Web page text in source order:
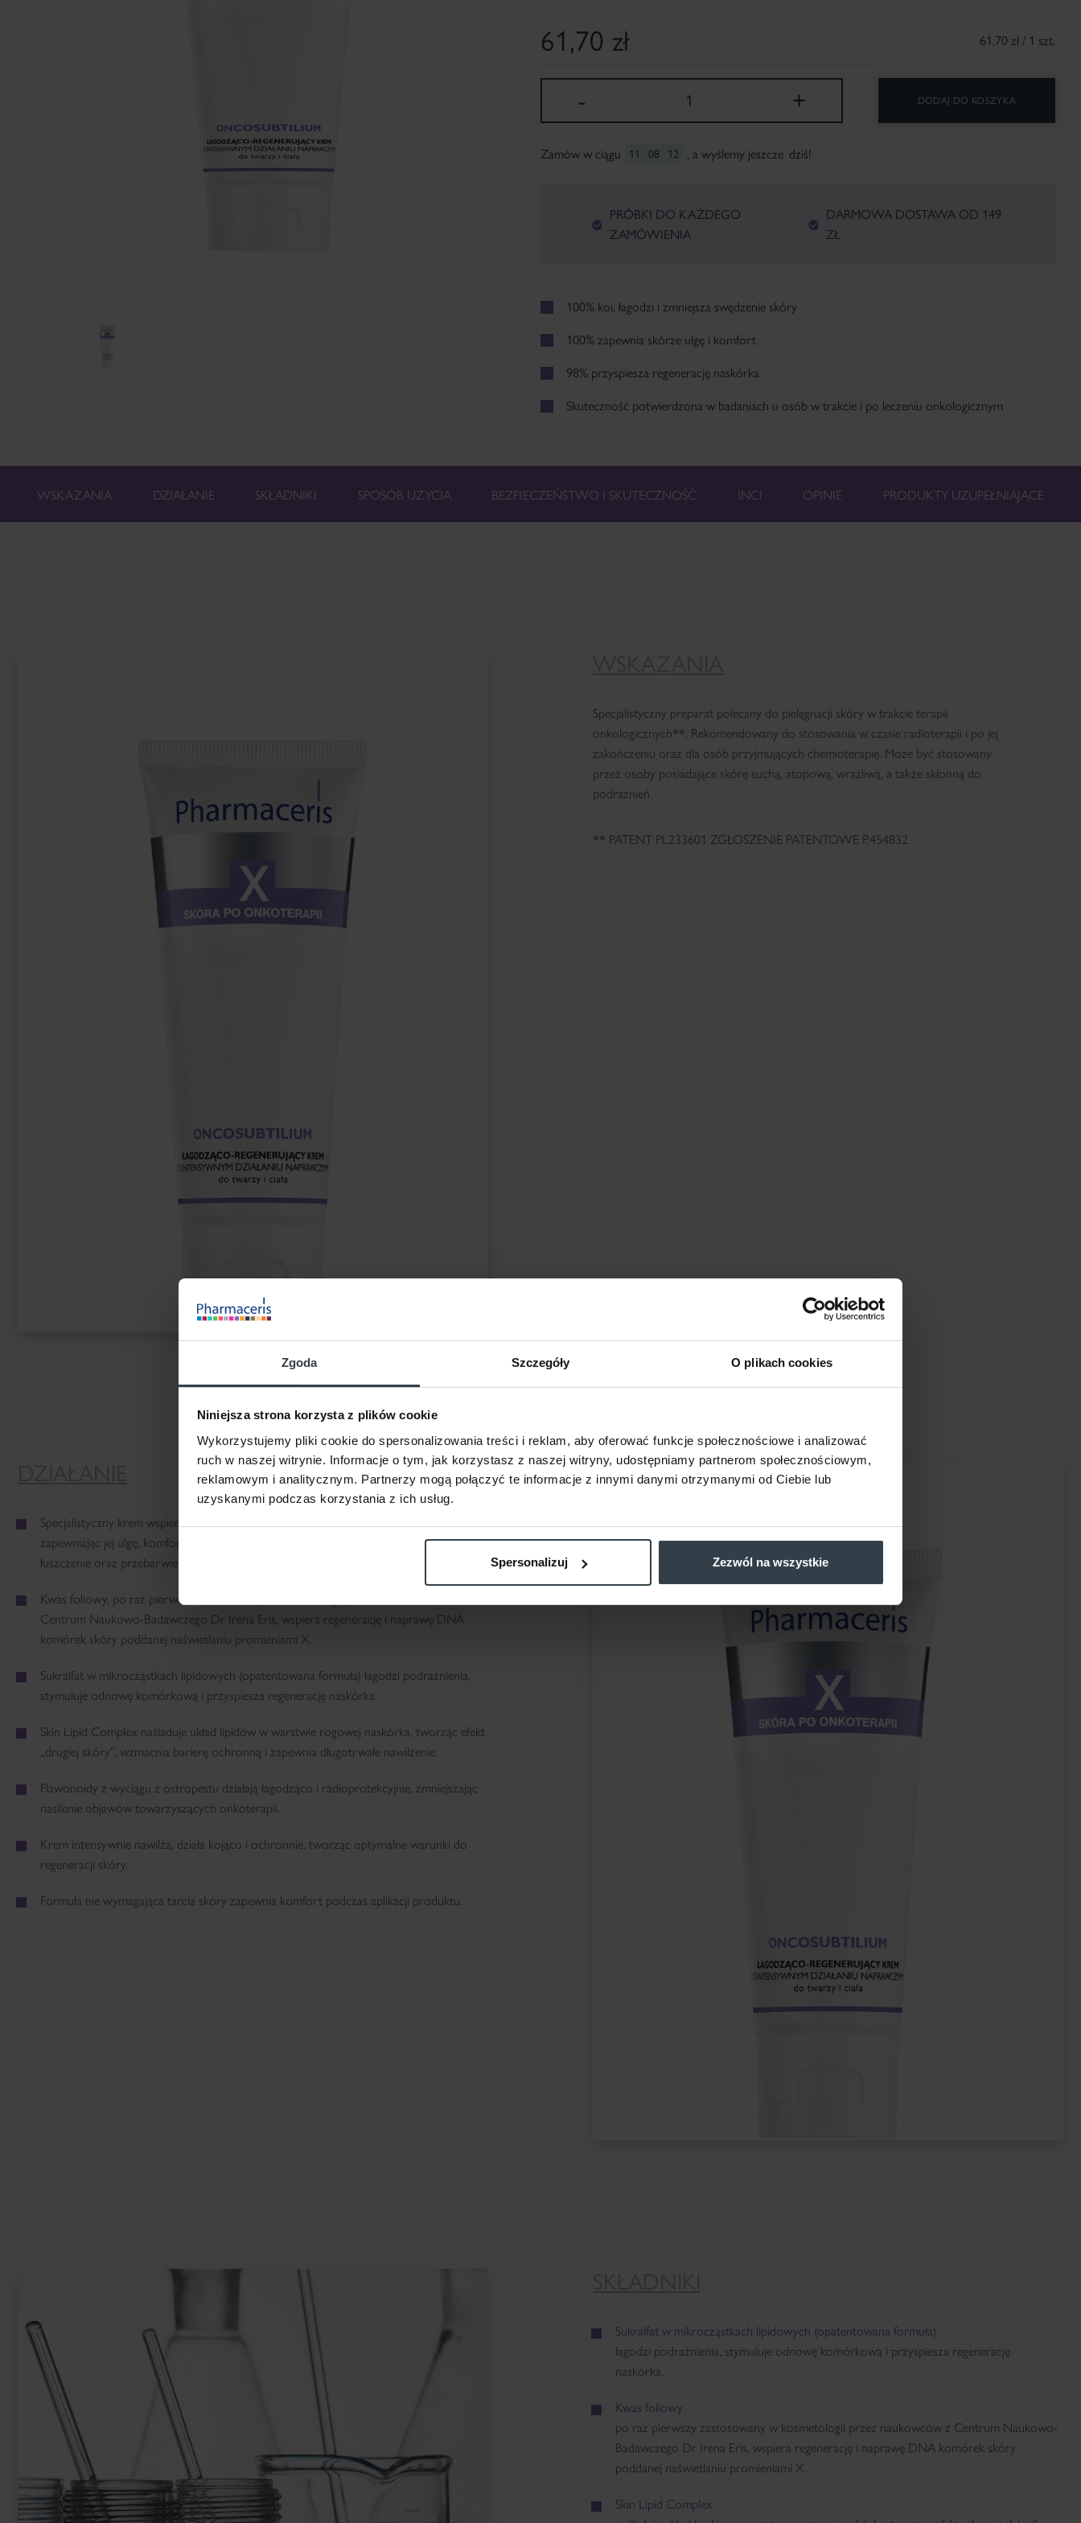
Zgoda Szczegóły O plikach cookies
Niniejsza strona korzysta z plików cookie
Wykorzystujemy pliki cookie do spersonalizowania treści i reklam, aby oferować funkcje społecznościowe i analizować
ruch w naszej witrynie. Informacje o tym, jak korzystasz z naszej witryny, udostępniamy partnerom społecznościowym,
reklamowym i analitycznym. Partnerzy mogą połączyć te informacje z innymi danymi otrzymanymi od Ciebie lub
uzyskanymi podczas korzystania z ich usług.
Spersonalizuj Zezwól na wszystkie
61,70 zł 61,70 zł / 1 szt.
- 1 + DODAJ DO KOSZYKA
Zamów w ciągu 11 08 11 , a wyślemy jeszcze dziś!
PRÓBKI DO KAŻDEGO
ZAMÓWIENIA
DARMOWA DOSTAWA OD 149
ZŁ
100% koi, łagodzi i zmniejsza swędzenie skóry
100% zapewnia skórze ulgę i komfort
98% przyspiesza regenerację naskórka
Skuteczność potwierdzona w badaniach u osób w trakcie i po leczeniu onkologicznym
WSKAZANIA DZIAŁANIE SKŁADNIKI SPOSÓB UŻYCIA BEZPIECZEŃSTWO I SKUTECZNOŚĆ INCI OPINIE PRODUKTY UZUPEŁNIAJĄCE
Specjalistyczny preparat polecany do pielęgnacji skóry w trakcie terapii
onkologicznych**. Rekomendowany do stosowania w czasie radioterapii i po jej
zakończeniu oraz dla osób przyjmujących chemioterapię. Może być stosowany
przez osoby posiadające skórę suchą, atopową, wrażliwą, a także skłonną do
podrażnień.
** PATENT PL233601 ZGŁOSZENIE PATENTOWE P.454832
Specjalistyczny krem wspiera regenerację skóry podczas leczenia onkologicznego,
zapewniając jej ulgę, komfort i zmniejszając suchość, swędzenie, zaczerwienienie,
łuszczenie oraz przebarwienia pozapalne**.
Kwas foliowy, po raz pierwszy zastosowany w kosmetologii przez naukowców z
Centrum Naukowo-Badawczego Dr Irena Eris, wspiera regenerację i naprawę DNA
komórek skóry poddanej naświetlaniu promieniami X.
Sukralfat w mikrocząstkach lipidowych (opatentowana formuła) łagodzi podrażnienia,
stymuluje odnowę komórkową i przyspiesza regenerację naskórka.
Skin Lipid Complex naśladuje układ lipidów w warstwie rogowej naskórka, tworząc efekt
„drugiej skóry”, wzmacnia barierę ochronną i zapewnia długotrwałe nawilżenie.
Flawonoidy z wyciągu z ostropestu działają łagodząco i radioprotekcyjnie, zmniejszając
nasilenie objawów towarzyszących onkoterapii.
Krem intensywnie nawilża, działa kojąco i ochronnie, tworząc optymalne warunki do
regeneracji skóry.
Formuła nie wymagająca tarcia skóry zapewnia komfort podczas aplikacji produktu.
Sukralfat w mikrocząstkach lipidowych (opatentowana formuła)
łagodzi podrażnienia, stymuluje odnowę komórkową i przyspiesza regenerację
naskórka.
Kwas foliowy
po raz pierwszy zastosowany w kosmetologii przez naukowców z Centrum Naukowo-
Badawczego Dr Irena Eris, wspiera regenerację i naprawę DNA komórek skóry
poddanej naświetlaniu promieniami X.
Skin Lipid Complex